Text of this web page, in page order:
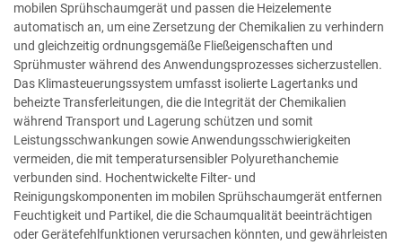
mobilen Sprühschaumgerät und passen die Heizelemente
automatisch an, um eine Zersetzung der Chemikalien zu verhindern
und gleichzeitig ordnungsgemäße Fließeigenschaften und
Sprühmuster während des Anwendungsprozesses sicherzustellen.
Das Klimasteuerungssystem umfasst isolierte Lagertanks und
beheizte Transferleitungen, die die Integrität der Chemikalien
während Transport und Lagerung schützen und somit
Leistungsschwankungen sowie Anwendungsschwierigkeiten
vermeiden, die mit temperatursensibler Polyurethanchemie
verbunden sind. Hochentwickelte Filter- und
Reinigungskomponenten im mobilen Sprühschaumgerät entfernen
Feuchtigkeit und Partikel, die die Schaumqualität beeinträchtigen
oder Gerätefehlfunktionen verursachen könnten, und gewährleisten